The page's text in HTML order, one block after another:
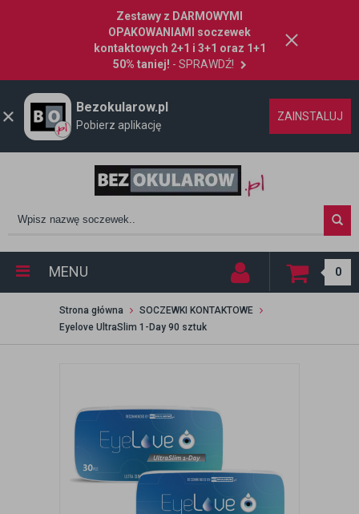
Zestawy z DARMOWYMI
OPAKOWANIAMI soczewek
kontaktowych 2+1 i 3+1 oraz 1+1
50% taniej! - SPRAWDŹ!
Bezokularow.pl
Pobierz aplikację
ZAINSTALUJ
MENU 0
Strona główna
SOCZEWKI KONTAKTOWE
Eyelove UltraSlim 1-Day 90 sztuk